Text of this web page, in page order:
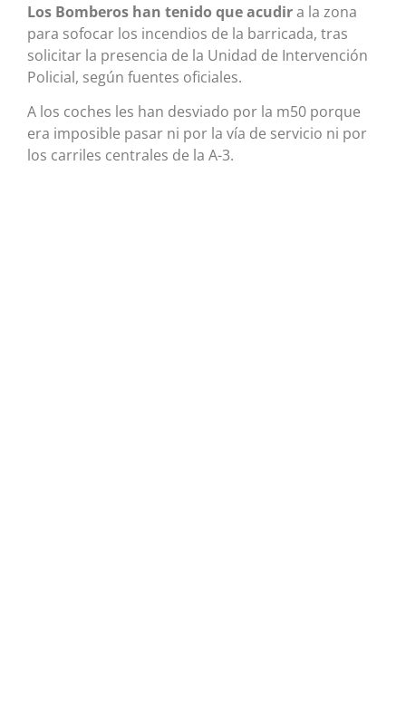
Los Bomberos han tenido que acudira la zona
para sofocar los incendios de la barricada, tras
solicitar la presencia de la Unidad de Intervención
Policial, según fuentes oficiales.
A los coches les han desviado por la m50 porque
era imposible pasar ni por la vía de servicio ni por
los carriles centrales de la A-3.